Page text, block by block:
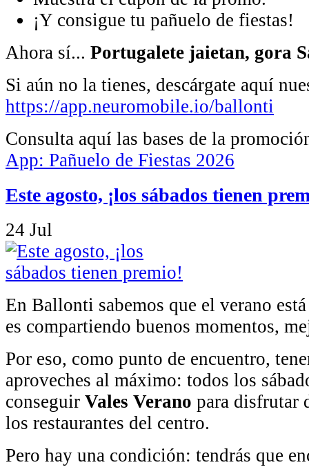
¡Y consigue tu pañuelo de fiestas!
Ahora sí... Portugalete jaietan, gora
Si aún no la tienes, descárgate aquí
https://app.neuromobile.io/ballonti
Consulta aquí las bases de la
App: Pañuelo de Fiestas 2026
Este agosto, ¡los sábados tienen
24 Jul
En Ballonti sabemos que el verano
es compartiendo buenos momentos,
Por eso, como punto de encuentro,
aproveches al máximo: todos los
conseguir Vales Verano para disfrutar
los restaurantes del centro.
Pero hay una condición: tendrás que